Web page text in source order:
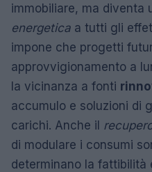
immobiliare, ma diventa
energetica a tutti gli
impone che progetti
approvvigionamento a
la vicinanza a fonti
accumulo e soluzioni di
carichi. Anche il
di modulare i consumi
determinano la fattibilità